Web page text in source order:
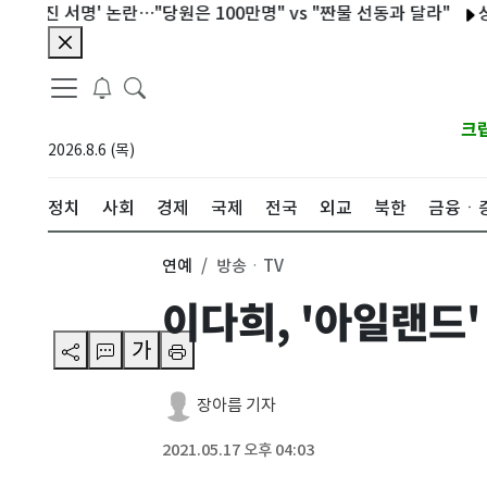
서명' 논란…"당원은 100만명" vs "짠물 선동과 달라" 상반기
2026.8.6 (목)
크
정치 사회 경제 국제 전국 외교 북한 금융ㆍ
가
연예 방송ㆍTV
이다희, '아일랜
장아름 기자
2021.05.17 오후 04:03